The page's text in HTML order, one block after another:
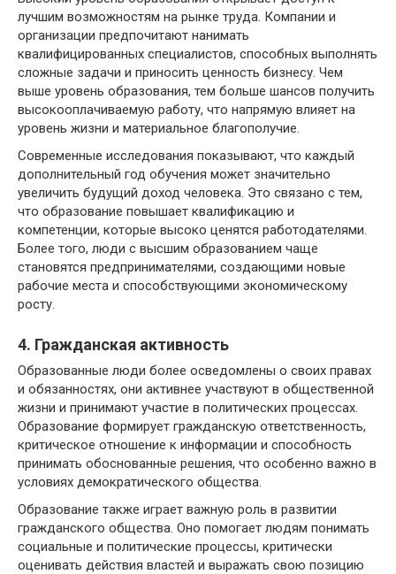
лучшим возможностям на рынке труда. Компании и
организации предпочитают нанимать
квалифицированных специалистов, способных выполнять
сложные задачи и приносить ценность бизнесу. Чем
выше уровень образования, тем больше шансов получить
высокооплачиваемую работу, что напрямую влияет на
уровень жизни и материальное благополучие.
Современные исследования показывают, что каждый
дополнительный год обучения может значительно
увеличить будущий доход человека. Это связано с тем,
что образование повышает квалификацию и
компетенции, которые высоко ценятся работодателями.
Более того, люди с высшим образованием чаще
становятся предпринимателями, создающими новые
рабочие места и способствующими экономическому
росту.
4. Гражданская активность
Образованные люди более осведомлены о своих правах
и обязанностях, они активнее участвуют в общественной
жизни и принимают участие в политических процессах.
Образование формирует гражданскую ответственность,
критическое отношение к информации и способность
принимать обоснованные решения, что особенно важно в
условиях демократического общества.
Образование также играет важную роль в развитии
гражданского общества. Оно помогает людям понимать
социальные и политические процессы, критически
оценивать действия властей и выражать свою позицию